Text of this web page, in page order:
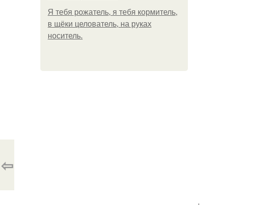
Я тебя рожатель, я тебя кормитель,
в щёки целователь, на руках
носитель.
.
⇦